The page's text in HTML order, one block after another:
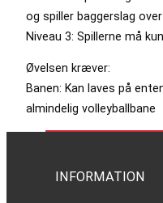
og spiller baggerslag over
Niveau 3: Spillerne må
Øvelsen kræver:
Banen: Kan laves på
almindelig volleyballbane
INFORMATION